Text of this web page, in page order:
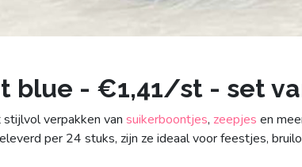
blue - €1,41/st - set
verpakken van suikerboontjes, zeepjes en
per 24 stuks, zijn ze ideaal voor feestjes,